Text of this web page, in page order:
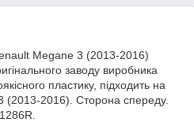
Megane 3 (2013-2016)
заводу виробника
пластику, підходить на
(2013-2016). Сторона спереду.